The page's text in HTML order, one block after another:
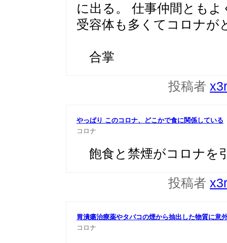
に出る。 仕事仲間とも
受容体も多くてコロナが
合掌
投稿者
やっぱり このコロナ、どこかで食に関係している
コロナ
飽食と禁煙がコロナを
投稿者
胃潰瘍治療薬やタバコの煙から抽出した物質に意
コロナ